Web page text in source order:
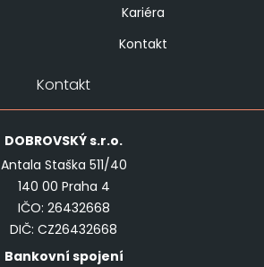
Kariéra
Kontakt
Kontakt
DOBROVSKÝs.r.o.
Antala Staška 511/40
140 00 Praha 4
IČO: 26432668
DIČ: CZ26432668
Bankovní spojení